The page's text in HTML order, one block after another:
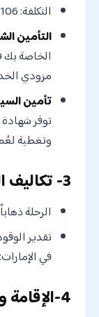
التكلفة: 106 دراهم إماراتية لمدة 5 أيام عند الحدود.
التأمين
الخاصة بك
مزودي
تأمين
وتغطية
3- تكاليف الوقود
الرحلة
في الإمارات: حوالي 2.5
4-الإقامة والطعام